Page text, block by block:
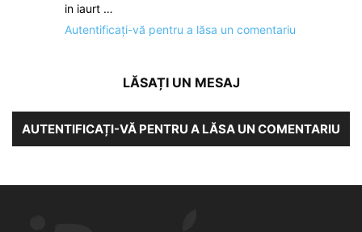
in iaurt …
Autentificați-vă pentru a lăsa un comentariu
LĂSAȚI UN MESAJ
AUTENTIFICAȚI-VĂ PENTRU A LĂSA UN COMENTARIU